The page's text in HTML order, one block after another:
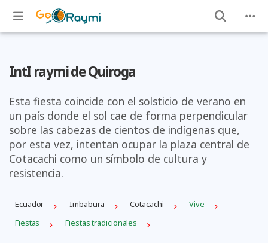
IntI raymi de Quiroga
Esta fiesta coincide con el solsticio de verano en
un país donde el sol cae de forma perpendicular
sobre las cabezas de cientos de indígenas que,
por esta vez, intentan ocupar la plaza central de
Cotacachi como un símbolo de cultura y
resistencia.
Ecuador Imbabura Cotacachi
Vive
Fiestas
Fiestas tradicionales